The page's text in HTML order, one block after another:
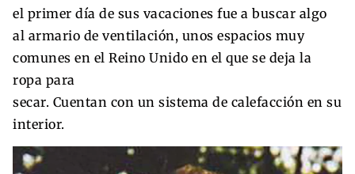
el primer día de sus vacaciones fue a buscar algo
al armario de ventilación, unos espacios muy
comunes en el Reino Unido en el que se deja la
ropa para
secar. Cuentan con un sistema de calefacción en su
interior.